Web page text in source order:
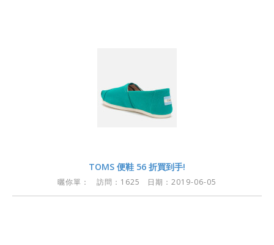
TOMS 便鞋 56 折買到手!
曬你單： 訪問：1625 日期：2019-06-05